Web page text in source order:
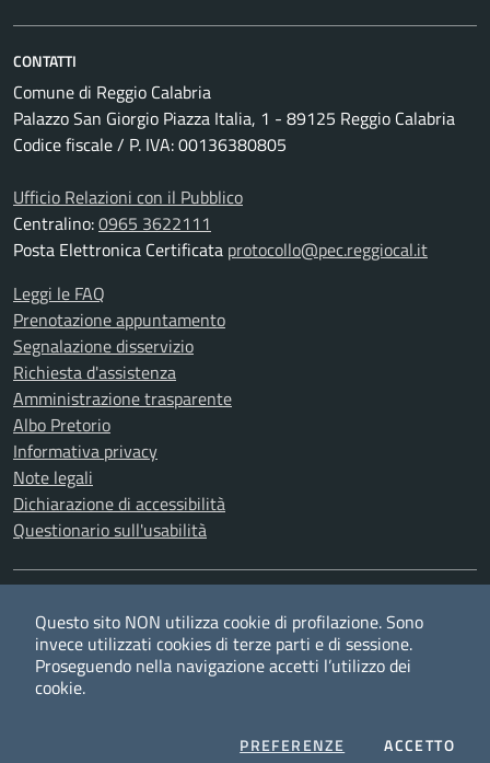
CONTATTI
Comune di Reggio Calabria
Palazzo San Giorgio Piazza Italia, 1 - 89125 Reggio Calabria
Codice fiscale / P. IVA: 00136380805
Ufficio Relazioni con il Pubblico
Centralino:0965 3622111
Posta Elettronica Certificata protocollo@pec.reggiocal.it
Leggi le FAQ
Prenotazione appuntamento
Segnalazione disservizio
Richiesta d'assistenza
Amministrazione trasparente
Albo Pretorio
Informativa privacy
Note legali
Dichiarazione di accessibilità
Questionario sull'usabilità
TwitterFacebookYouTubeRSS
Questo sito NON utilizza cookie di profilazione. Sono
invece utilizzati cookies di terze parti e di sessione.
Proseguendo nella navigazione accetti l’utilizzo dei
cookie.
PREFERENZE COOKIESACCETTOI